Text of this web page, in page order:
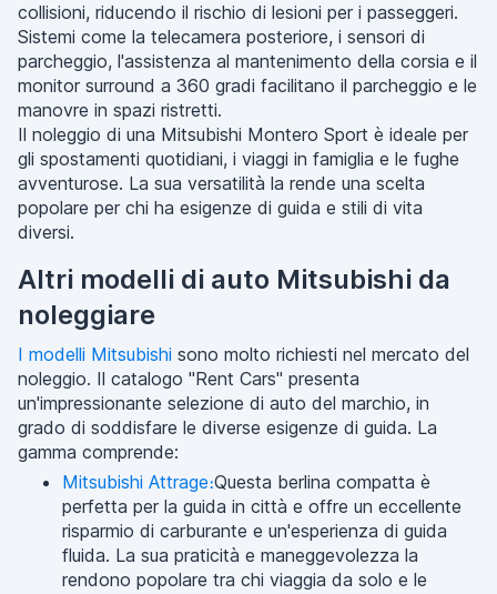
collisioni, riducendo il rischio di lesioni per i passeggeri.
Sistemi come la telecamera posteriore, i sensori di
parcheggio, l'assistenza al mantenimento della corsia e il
monitor surround a 360 gradi facilitano il parcheggio e le
manovre in spazi ristretti.
Il noleggio di una Mitsubishi Montero Sport è ideale per
gli spostamenti quotidiani, i viaggi in famiglia e le fughe
avventurose. La sua versatilità la rende una scelta
popolare per chi ha esigenze di guida e stili di vita
diversi.
Altri modelli di auto Mitsubishi da
noleggiare
I modelli Mitsubishi sono molto richiesti nel mercato del
noleggio. Il catalogo "Rent Cars" presenta
un'impressionante selezione di auto del marchio, in
grado di soddisfare le diverse esigenze di guida. La
gamma comprende:
Mitsubishi Attrage։Questa berlina compatta è
perfetta per la guida in città e offre un eccellente
risparmio di carburante e un'esperienza di guida
fluida. La sua praticità e maneggevolezza la
rendono popolare tra chi viaggia da solo e le